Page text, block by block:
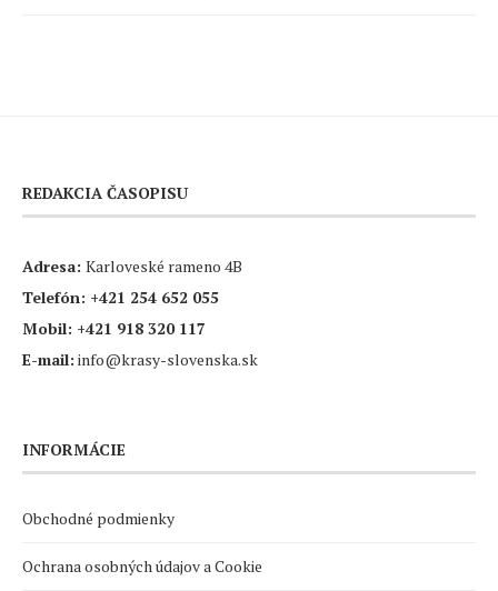
REDAKCIA ČASOPISU
Adresa: Karloveské rameno 4B
Telefón: +421 254 652 055
Mobil: +421 918 320 117
E-mail: info@krasy-slovenska.sk
INFORMÁCIE
Obchodné podmienky
Ochrana osobných údajov a Cookie